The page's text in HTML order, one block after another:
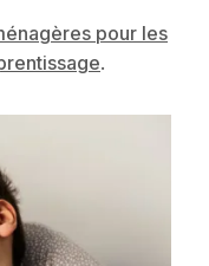
pour les
.